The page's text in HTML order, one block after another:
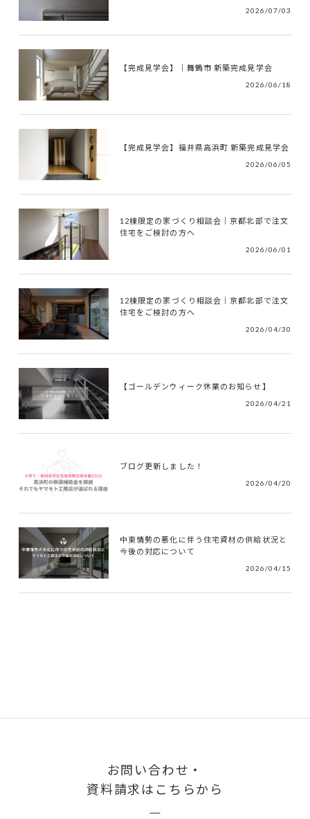
2026/07/03
【完成見学会】｜舞鶴市 新築完成見学会
2026/06/18
【完成見学会】福井県高浜町 新築完成見学会
2026/06/05
12棟限定の家づくり相談会｜京都北部で注文
住宅をご検討の方へ
2026/06/01
12棟限定の家づくり相談会｜京都北部で注文
住宅をご検討の方へ
2026/04/30
【ゴールデンウィーク休業のお知らせ】
2026/04/21
ブログ更新しました！
2026/04/20
中東情勢の悪化に伴う住宅資材の供給状況と
今後の対応について
2026/04/15
お問い合わせ・
資料請求はこちらから